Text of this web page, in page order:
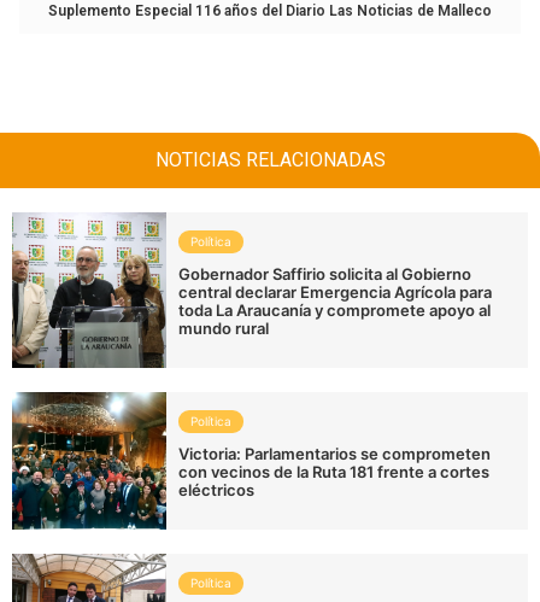
Suplemento Especial 116 años del Diario Las Noticias de Malleco
NOTICIAS RELACIONADAS
Política
Gobernador Saffirio solicita al Gobierno
central declarar Emergencia Agrícola para
toda La Araucanía y compromete apoyo al
mundo rural
Política
Victoria: Parlamentarios se comprometen
con vecinos de la Ruta 181 frente a cortes
eléctricos
Política